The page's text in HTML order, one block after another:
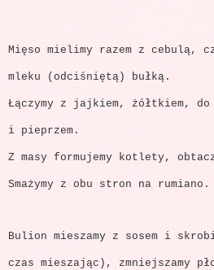
Mięso mielimy razem z cebulą,
mleku (odciśniętą) bułką.
Łączymy z jajkiem, żółtkiem, do
i pieprzem.
Z masy formujemy kotlety,
Smażymy z obu stron na rumiano.
Bulion mieszamy z sosem i
czas mieszając), zmniejszamy